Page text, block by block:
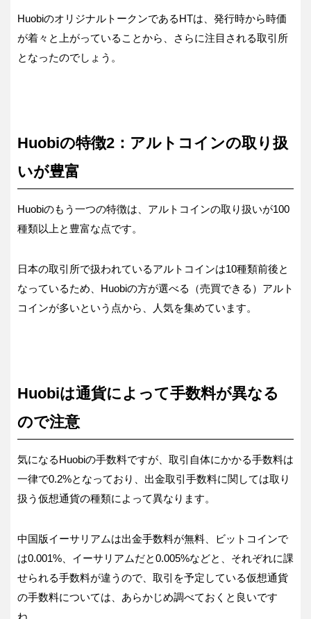
HuobiのオリジナルトークンであるHTは、発行時から時価
が着々と上がっていることから、さらに注目される取引所
となったのでしょう。
Huobiの特徴2：アルトコインの取り扱
いが豊富
Huobiのもう一つの特徴は、アルトコインの取り扱いが100
種類以上と豊富な点です。
日本の取引所で扱われているアルトコインは10種類前後と
なっているため、Huobiの方が選べる（売買できる）アルト
コインが多いという点から、人気を集めています。
Huobiは通貨によって手数料が異なる
ので注意
気になるHuobiの手数料ですが、取引自体にかかる手数料は
一律で0.2%となっており、出金取引手数料に関しては取り
扱う仮想通貨の種類によって異なります。
中国版イーサリアムは出金手数料が無料、ビットコインで
は0.001%、イーサリアムだと0.005%などと、それぞれに課
せられる手数料が違うので、取引を予定している仮想通貨
の手数料については、あらかじめ調べておくと良いです
ね。